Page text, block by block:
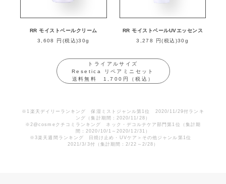
RR モイストベールクリーム
3,608 円(税込)30g
RR モイストベールUVエッセンス
3,278 円(税込)30g
トライアルサイズ
Resetica リペアミニセット
送料無料 1,700円（税込）
※1楽天デイリーランキング 保湿ミストジャンル第1位 2020/11/29付ランキ
ング（集計期間：2020/11/28）
※2@cosmeクチコミランキング ネック・デコルテケア部門第1位（集計期
間：2020/10/1～2020/12/31）
※3楽天週間ランキング 日焼け止め・UVケア＞その他ジャンル第1位
2021/3/3付（集計期間：2/22～2/28）